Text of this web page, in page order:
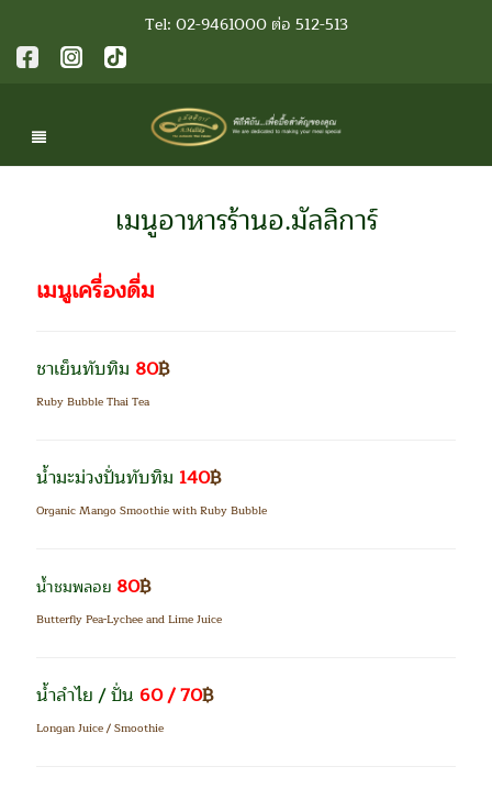
Tel: 02-9461000 ต่อ 512-513
เมนูอาหารร้านอ.มัลลิการ์
เมนูเครื่องดื่ม
ชาเย็นทับทิม 80฿
Ruby Bubble Thai Tea
น้ำมะม่วงปั่นทับทิม 140฿
Organic Mango Smoothie with Ruby Bubble
น้ำชมพลอย 80฿
Butterfly Pea-Lychee and Lime Juice
น้ำลำไย / ปั่น 60 / 70฿
Longan Juice / Smoothie